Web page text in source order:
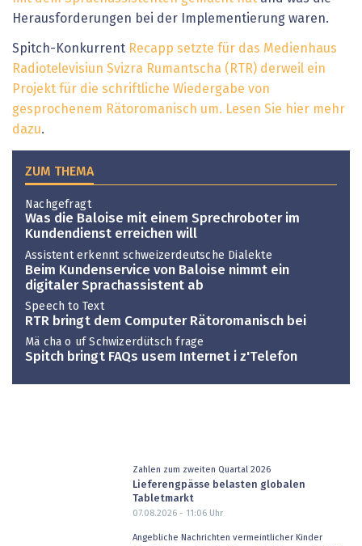
Herausforderungen bei der Implementierung waren.
Spitch-Konkurrent Recapp setzte für das Medienhaus
Radiotelevisiun Svizra Rumantscha (RTR) derweil ein
Projekt für die schriftliche Wiedergabe von
gesprochenem Rätoromanisch um. Lesen Sie hier mehr
dazu.
ZUM THEMA
Nachgefragt
Was die Baloise mit einem Sprechroboter im
Kundendienst erreichen will
Assistent erkennt schweizerdeutsche Dialekte
Beim Kundenservice von Baloise nimmt ein
digitaler Sprachassistent ab
Speech to Text
RTR bringt dem Computer Rätoromanisch bei
Mä cha o uf Schwizerdütsch frage
Spitch bringt FAQs usem Internet i z'Telefon
Zahlen zum zweiten Quartal 2026
Lieferengpässe belasten globalen
Tabletmarkt
07.08.2026 - 11:06Uhr
Angebliche Nachrichten vermeintlicher Kinder